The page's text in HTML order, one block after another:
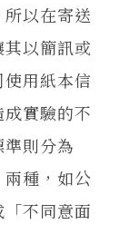
以在寄送
以簡訊或
用紙本信
實驗的不
則分為
兩種，如公
不同意面